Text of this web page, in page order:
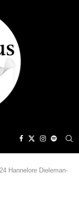
Hannelore Dieleman-